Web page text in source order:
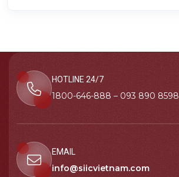
HOTLINE 24/7
1800-646-888 – 093 890 8598
EMAIL
info@siicvietnam.com